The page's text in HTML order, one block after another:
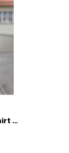
E-Book Erbsünde U-Boot-Shirt MARINA